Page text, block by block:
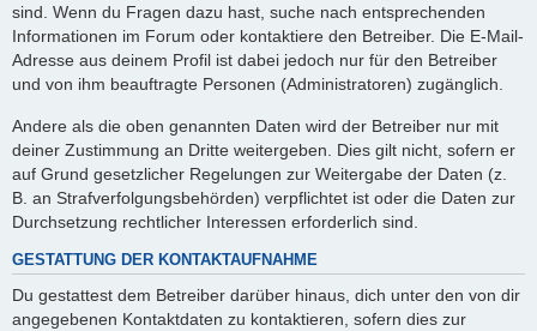
sind. Wenn du Fragen dazu hast, suche nach entsprechenden
Informationen im Forum oder kontaktiere den Betreiber. Die E-Mail-
Adresse aus deinem Profil ist dabei jedoch nur für den Betreiber
und von ihm beauftragte Personen (Administratoren) zugänglich.
Andere als die oben genannten Daten wird der Betreiber nur mit
deiner Zustimmung an Dritte weitergeben. Dies gilt nicht, sofern er
auf Grund gesetzlicher Regelungen zur Weitergabe der Daten (z.
B. an Strafverfolgungsbehörden) verpflichtet ist oder die Daten zur
Durchsetzung rechtlicher Interessen erforderlich sind.
GESTATTUNG DER KONTAKTAUFNAHME
Du gestattest dem Betreiber darüber hinaus, dich unter den von dir
angegebenen Kontaktdaten zu kontaktieren, sofern dies zur